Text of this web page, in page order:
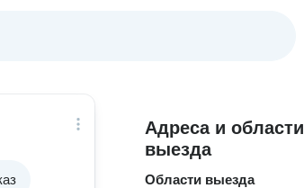
Адреса и области
выезда
Области выезда